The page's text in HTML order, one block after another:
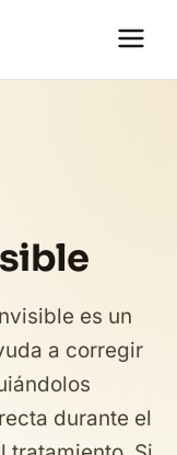
es un
a corregir
durante el